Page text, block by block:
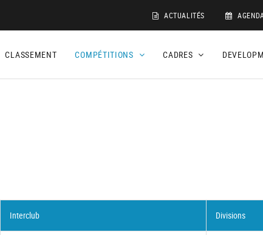
ACTUALITÉS
CLASSEMENT COMPÉTITIONS CADRES
Interclub Divisions